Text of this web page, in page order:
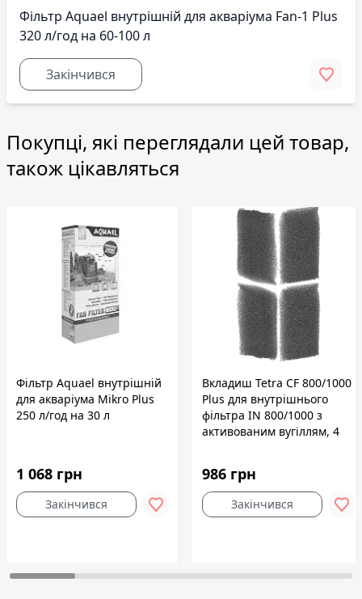
Фільтр Aquael внутрішній для акваріума Fan-1 Plus
320 л/год на 60-100 л
Закінчився
Покупці, які переглядали цей товар,
також цікавляться
Фільтр Aquael внутрішній
для акваріума Mikro Plus
250 л/год на 30 л
1 068 грн
Закінчився
Вкладиш Tetra CF 800/1000
Plus для внутрішнього
фільтра IN 800/1000 з
активованим вугіллям, 4
986 грн
Закінчився